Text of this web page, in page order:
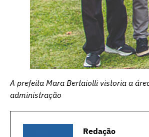
A prefeita Mara Bertaiolli vistoria a
administração
Redação